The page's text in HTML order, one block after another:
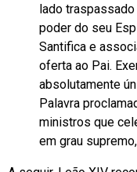
lado traspassado
poder do seu
Santifica e
oferta ao Pai.
absolutamente
Palavra
ministros que
em grau